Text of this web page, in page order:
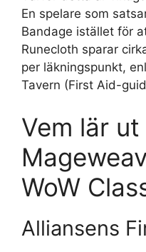
En spelare som
Bandage istället för
Runecloth sparar
per läkningspunkt,
Tavern (First Aid-
Vem lär
WoW
Alliansens